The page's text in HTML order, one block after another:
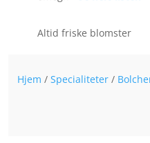
Altid friske blomster
Hjem / Specialiteter /